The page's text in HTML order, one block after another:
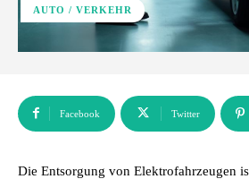
AUTO / VERKEHR
Facebook Twitter
Die Entsorgung von Elektrofahrzeugen